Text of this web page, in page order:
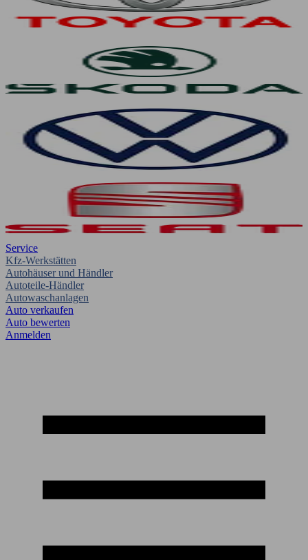
Service
Kfz-Werkstätten
Autohäuser und Händler
Autoteile-Händler
Autowaschanlagen
Auto verkaufen
Auto bewerten
Anmelden